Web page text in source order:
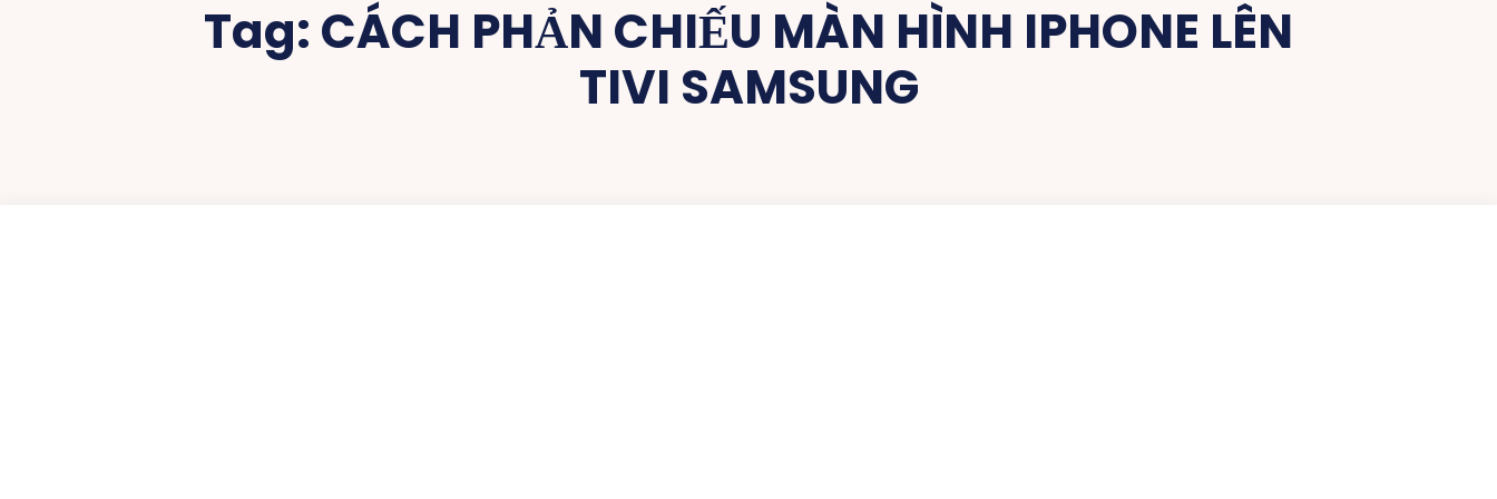
Tag: CÁCH PHẢN CHIẾU MÀN HÌNH IPHONE LÊN
TIVI SAMSUNG